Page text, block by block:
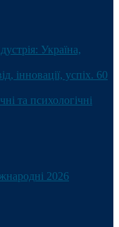
Україна,
інновації, успіх. 60
та психологічні
2026